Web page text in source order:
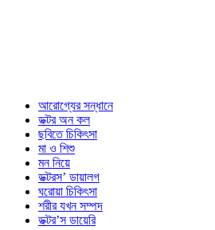
আরোগ্যের সন্ধানে
ডক্টর অন কল
ছবিতে চিকিৎসা
মা ও শিশু
মন নিয়ে
ডক্টরস’ ডায়ালগ
ঘরোয়া চিকিৎসা
শরীর যখন সম্পদ
ডক্টর’স ডায়েরি